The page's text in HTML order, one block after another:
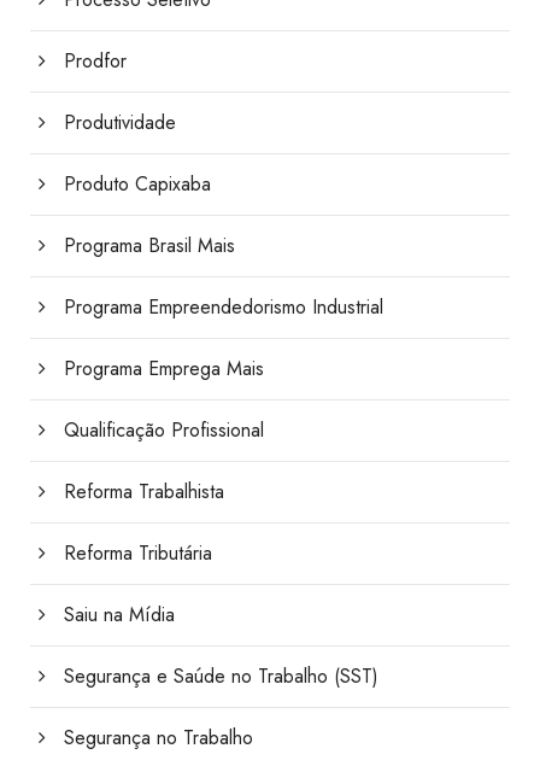
Prodfor
Produtividade
Produto Capixaba
Programa Brasil Mais
Programa Empreendedorismo Industrial
Programa Emprega Mais
Qualificação Profissional
Reforma Trabalhista
Reforma Tributária
Saiu na Mídia
Segurança e Saúde no Trabalho (SST)
Segurança no Trabalho